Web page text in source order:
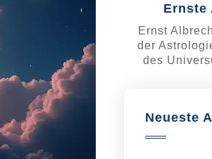
Ernste
Ernst
der
des
Neueste